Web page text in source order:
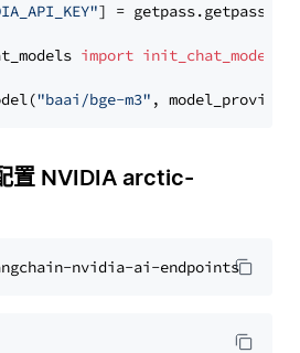
] = getpass.getpass(
import init_chat_model
"baai/bge-m3" , model_provider=
置 NVIDIA arctic-